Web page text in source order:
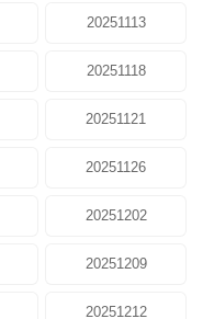
20251113
20251118
20251121
20251126
20251202
20251209
20251212